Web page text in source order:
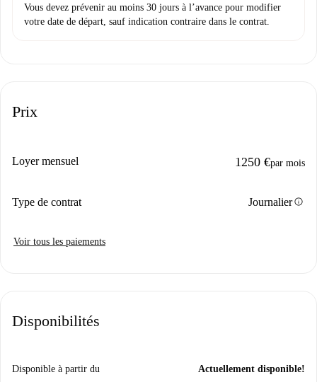
Vous devez prévenir au moins 30 jours à l’avance pour modifier
votre date de départ, sauf indication contraire dans le contrat.
Prix
Loyer mensuel 1250 €par mois
Type de contrat Journalierinfo
Voir tous les paiements
Disponibilités
Disponible à partir du Actuellement disponible!